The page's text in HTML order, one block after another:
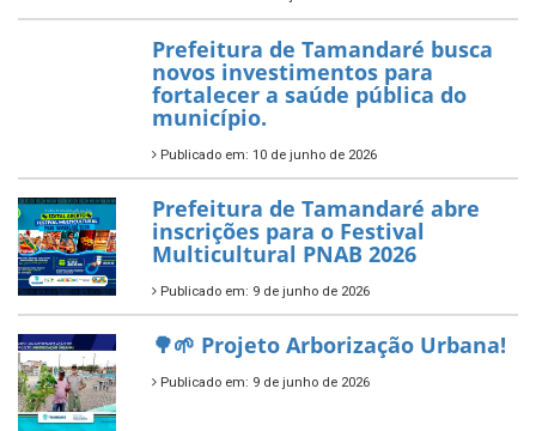
— Tamandaré tem Plano de
Aplicação de Recursos (PAR)
habilitado
7 de novembro de 2025
ÚLTIMAS NOTÍCIAS
Tamandaré conquista Selo
Diamante do Sebrae pelo
segundo ano consecutivo e
reafirma excelência no apoio ao
empreendedorismo.
Publicado em: 10 de junho de 2026